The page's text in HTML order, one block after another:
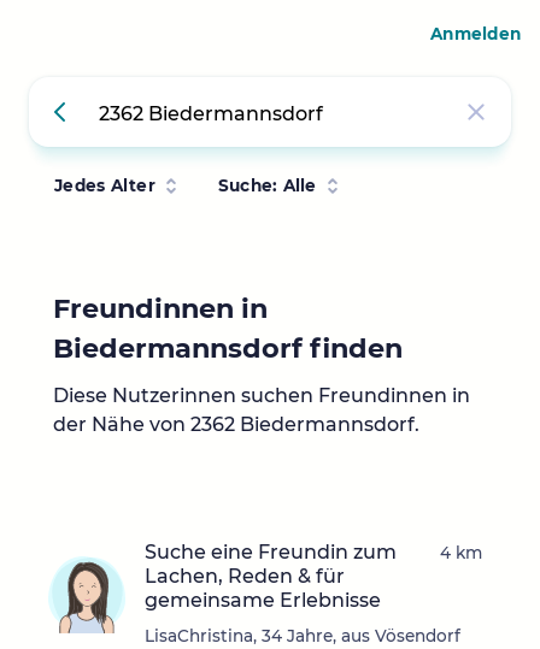
Jedes Alter Suche: Alle
Freundinnen in
Biedermannsdorf finden
Diese Nutzerinnen suchen Freundinnen in
der Nähe von 2362 Biedermannsdorf.
Suche eine Freundin zum
Lachen, Reden & für
gemeinsame Erlebnisse
LisaChristina, 34 Jahre, aus Vösendorf
4 km
Anmelden